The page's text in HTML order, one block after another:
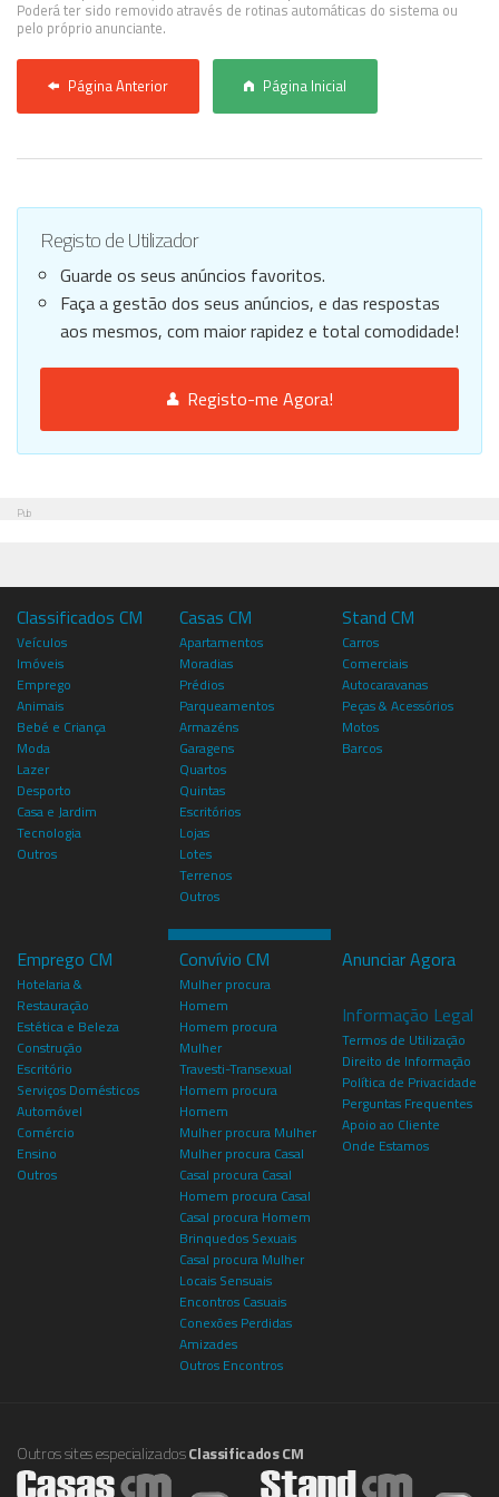
Poderá ter sido removido através de rotinas automáticas do sistema ou
pelo próprio anunciante.
Página Anterior Página Inicial
Registo de Utilizador
Guarde os seus anúncios favoritos.
Faça a gestão dos seus anúncios, e das respostas
aos mesmos, com maior rapidez e total comodidade!
Registo-me Agora!
Pub
Classificados CM
Veículos
Imóveis
Emprego
Animais
Bebé e Criança
Moda
Lazer
Desporto
Casa e Jardim
Tecnologia
Outros
Casas CM
Apartamentos
Moradias
Prédios
Parqueamentos
Armazéns
Garagens
Quartos
Quintas
Escritórios
Lojas
Lotes
Terrenos
Outros
Stand CM
Carros
Comerciais
Autocaravanas
Peças & Acessórios
Motos
Barcos
Emprego CM
Hotelaria &
Restauração
Estética e Beleza
Construção
Escritório
Serviços Domésticos
Automóvel
Comércio
Ensino
Outros
Convívio CM
Mulher procura
Homem
Homem procura
Mulher
Travesti-Transexual
Homem procura
Homem
Mulher procura Mulher
Mulher procura Casal
Casal procura Casal
Homem procura Casal
Casal procura Homem
Brinquedos Sexuais
Casal procura Mulher
Locais Sensuais
Encontros Casuais
Conexões Perdidas
Amizades
Outros Encontros
Anunciar Agora
Informação Legal
Termos de Utilização
Direito de Informação
Política de Privacidade
Perguntas Frequentes
Apoio ao Cliente
Onde Estamos
Outros sites especializadosClassificados CM